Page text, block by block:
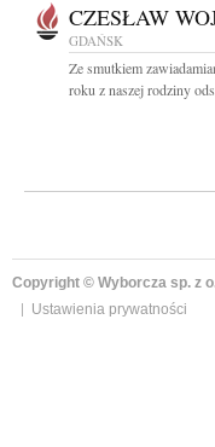
CZESŁAW
GDAŃSK
Ze smutkiem
roku z naszej rodziny
Copyright © Wyborcza sp. z
Ustawienia prywatności